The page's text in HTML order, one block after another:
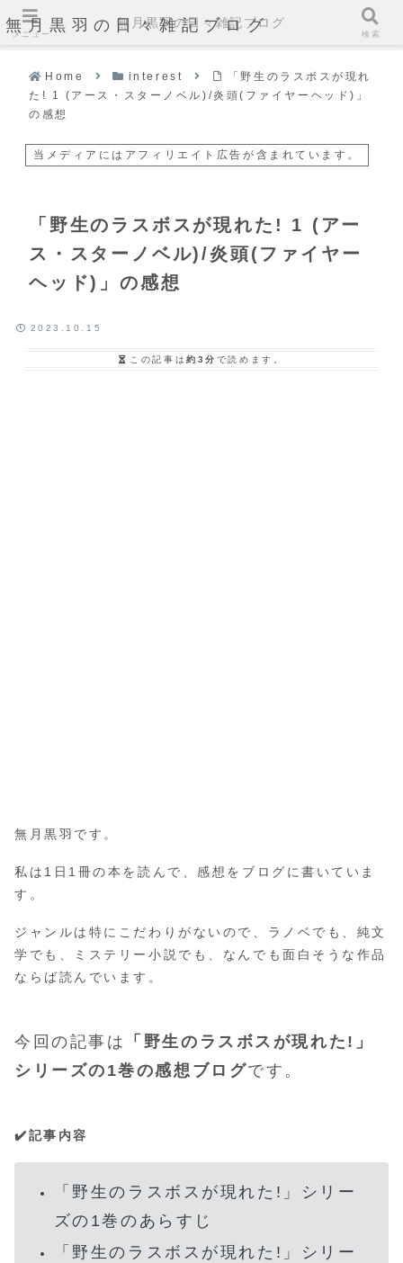
無月黒羽の日々雑記ブログ
Home interest
「野生のラスボスが現れ
た! 1 (アース・スターノベル)/炎頭(ファイヤーヘッド)」
の感想
当メディアにはアフィリエイト広告が含まれています。
「野生のラスボスが現れた! 1 (アー
ス・スターノベル)/炎頭(ファイヤー
ヘッド)」の感想
2023.10.15
この記事は約3分 で読めます。
無月黒羽です。
私は1日1冊の本を読んで、感想をブログに書いていま
す。
ジャンルは特にこだわりがないので、ラノベでも、純文
学でも、ミステリー小説でも、なんでも面白そうな作品
ならば読んでいます。
今回の記事は
「野生のラスボスが現れた!」
シリーズの1巻の感想ブログです。
✔️記事内容
「野生のラスボスが現れた!」シリー
ズの1巻のあらすじ
「野生のラスボスが現れた!」シリー
メニュー
無月黒羽の日々雑記ブログ
検索